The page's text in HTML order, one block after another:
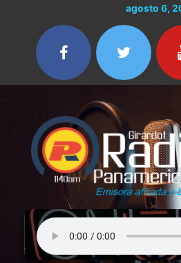
contenido
agosto 6,